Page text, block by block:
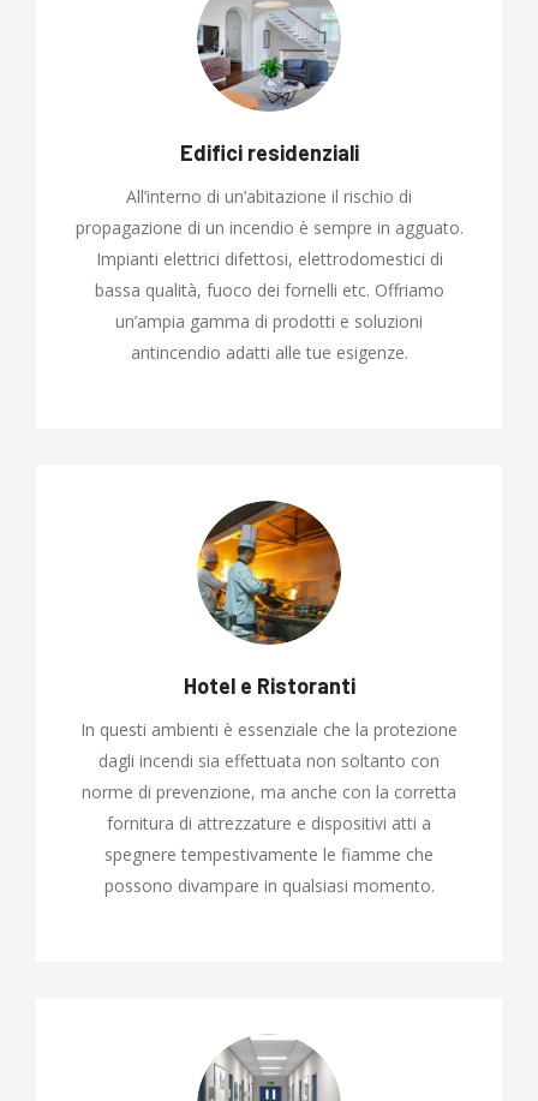
Edifici residenziali
All’interno di un’abitazione il rischio di
propagazione di un incendio è sempre in agguato.
Impianti elettrici difettosi, elettrodomestici di
bassa qualità, fuoco dei fornelli etc. Offriamo
un’ampia gamma di prodotti e soluzioni
antincendio adatti alle tue esigenze.
Hotel e Ristoranti
In questi ambienti è essenziale che la protezione
dagli incendi sia effettuata non soltanto con
norme di prevenzione, ma anche con la corretta
fornitura di attrezzature e dispositivi atti a
spegnere tempestivamente le fiamme che
possono divampare in qualsiasi momento.